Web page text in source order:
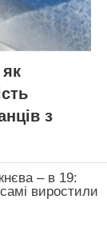
як
з
– в 19:
самі виростили